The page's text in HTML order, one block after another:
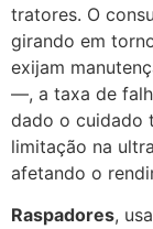
tratores. O
girando em
exijam
—, a taxa de
dado o cuidado
limitação na
afetando o
Raspadores,